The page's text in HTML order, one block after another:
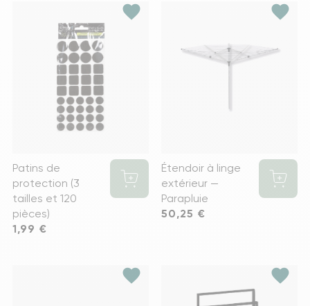
favorite
Patins de
protection (3
tailles et 120
pièces)
Prix
1,99 €
favorite
Étendoir à linge
extérieur —
Parapluie
Prix
50,25 €
favorite favorite